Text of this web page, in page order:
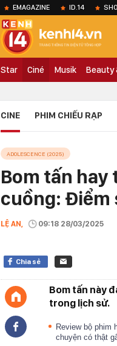
EMAGAZINE ID.14
Star Ciné Musik Beauty
CINE PHIM CHIẾU RẠP
ADOLESCENCE (2025)
Bom tấn
cuồng: Điểm
LỆ AN, 09:18 28/03/2025
Chia sẻ
Bom tấn này
trong lịch sử.
Review bộ phim
chuyện có thật